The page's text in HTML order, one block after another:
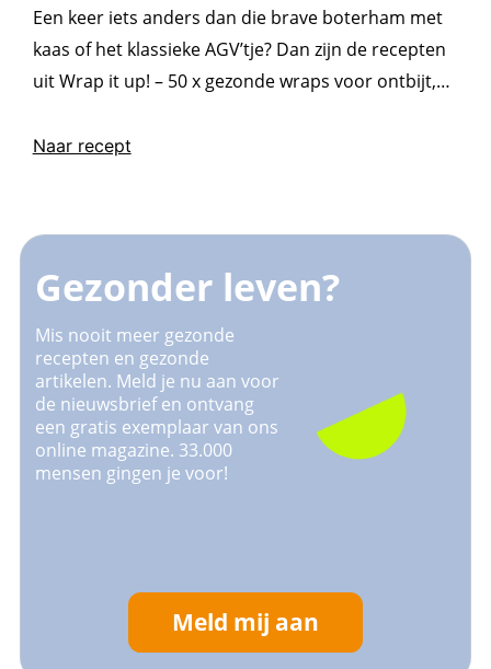
Een keer iets anders dan die brave boterham met
kaas of het klassieke AGV’tje? Dan zijn de recepten
uit Wrap it up! – 50 x gezonde wraps voor ontbijt,
volkorentortilla of ijsbergsla als basis is, met ei
Naar recept
Gezonder leven?
Mis nooit meer gezonde
recepten en gezonde
artikelen. Meld je nu aan voor
de nieuwsbrief en ontvang
een gratis exemplaar van ons
online magazine. 33.000
mensen gingen je voor!
Meld mij aan